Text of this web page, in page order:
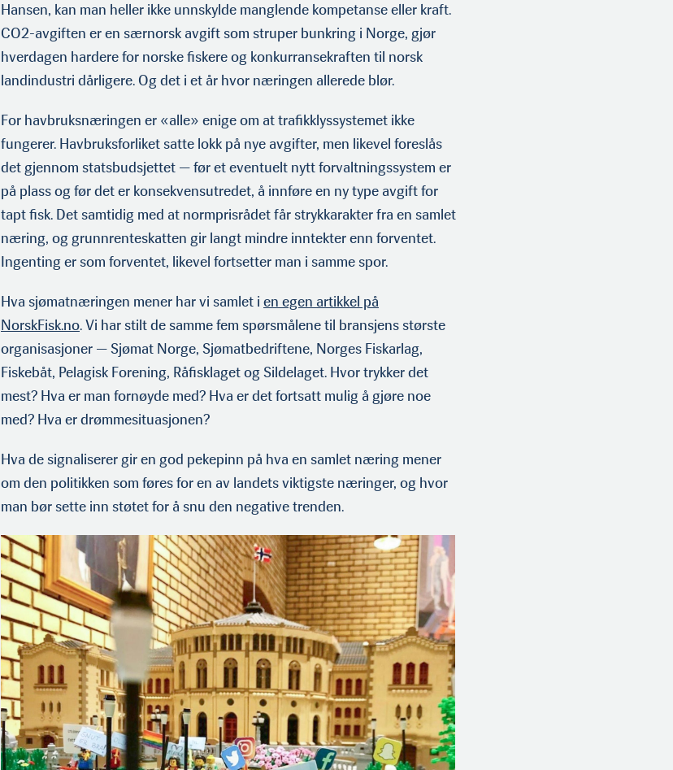
Hansen, kan man heller ikke unnskylde manglende kompetanse eller kraft.
CO2-avgiften er en særnorsk avgift som struper bunkring i Norge, gjør
hverdagen hardere for norske fiskere og konkurransekraften til norsk
landindustri dårligere. Og det i et år hvor næringen allerede blør.
For havbruksnæringen er «alle» enige om at trafikklyssystemet ikke
fungerer. Havbruksforliket satte lokk på nye avgifter, men likevel foreslås
det gjennom statsbudsjettet — før et eventuelt nytt forvaltningssystem er
på plass og før det er konsekvensutredet, å innføre en ny type avgift for
tapt fisk. Det samtidig med at normprisrådet får strykkarakter fra en samlet
næring, og grunnrenteskatten gir langt mindre inntekter enn forventet.
Ingenting er som forventet, likevel fortsetter man i samme spor.
Hva sjømatnæringen mener har vi samlet i en egen artikkel på
NorskFisk.no. Vi har stilt de samme fem spørsmålene til bransjens største
organisasjoner — Sjømat Norge, Sjømatbedriftene, Norges Fiskarlag,
Fiskebåt, Pelagisk Forening, Råfisklaget og Sildelaget. Hvor trykker det
mest? Hva er man fornøyde med? Hva er det fortsatt mulig å gjøre noe
med? Hva er drømmesituasjonen?
Hva de signaliserer gir en god pekepinn på hva en samlet næring mener
om den politikken som føres for en av landets viktigste næringer, og hvor
man bør sette inn støtet for å snu den negative trenden.